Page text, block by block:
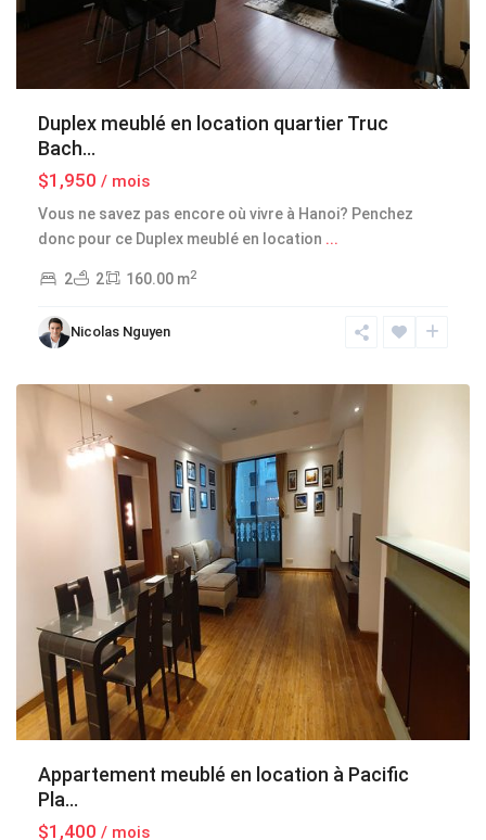
Duplex meublé en location quartier Truc
Bach...
$1,950 / mois
Vous ne savez pas encore où vivre à Hanoi? Penchez
donc pour ce Duplex meublé en location ...
2 2 160.00 m2
Nicolas Nguyen
Hoan
Kiem,
Appartement meublé en location à Pacific
Pla...
$1,400 / mois